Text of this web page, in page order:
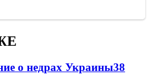
о недрах Украины38